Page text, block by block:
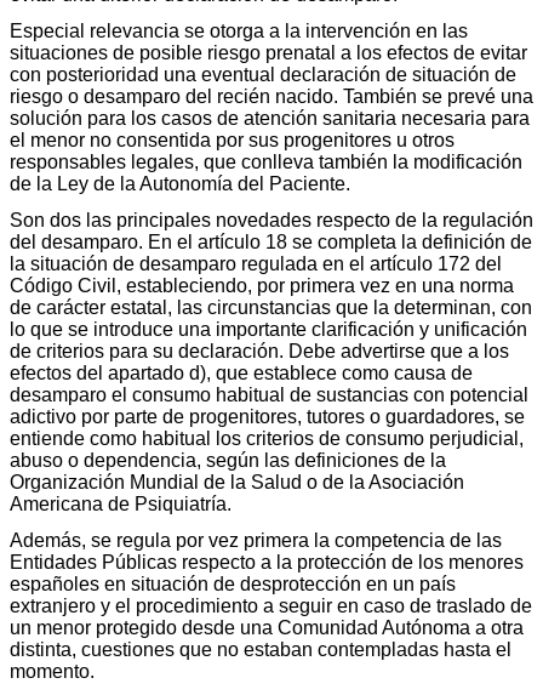
Especial relevancia se otorga a la intervención en las
situaciones de posible riesgo prenatal a los efectos de evitar
con posterioridad una eventual declaración de situación de
riesgo o desamparo del recién nacido. También se prevé una
solución para los casos de atención sanitaria necesaria para
el menor no consentida por sus progenitores u otros
responsables legales, que conlleva también la modificación
de la Ley de la Autonomía del Paciente.
Son dos las principales novedades respecto de la regulación
del desamparo. En el artículo 18 se completa la definición de
la situación de desamparo regulada en el artículo 172 del
Código Civil, estableciendo, por primera vez en una norma
de carácter estatal, las circunstancias que la determinan, con
lo que se introduce una importante clarificación y unificación
de criterios para su declaración. Debe advertirse que a los
efectos del apartado d), que establece como causa de
desamparo el consumo habitual de sustancias con potencial
adictivo por parte de progenitores, tutores o guardadores, se
entiende como habitual los criterios de consumo perjudicial,
abuso o dependencia, según las definiciones de la
Organización Mundial de la Salud o de la Asociación
Americana de Psiquiatría.
Además, se regula por vez primera la competencia de las
Entidades Públicas respecto a la protección de los menores
españoles en situación de desprotección en un país
extranjero y el procedimiento a seguir en caso de traslado de
un menor protegido desde una Comunidad Autónoma a otra
distinta, cuestiones que no estaban contempladas hasta el
momento.